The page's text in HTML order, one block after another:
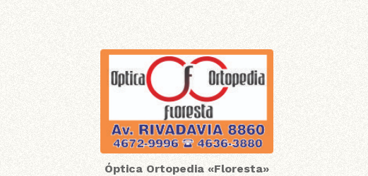
Óptica Ortopedia «Floresta»